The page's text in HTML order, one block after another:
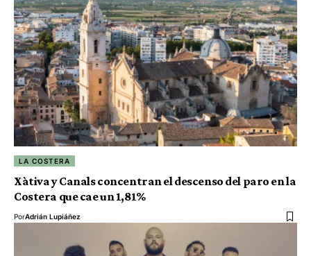
LA COSTERA
Xàtiva y Canals concentran el descenso del paro en la
Costera que cae un 1,81%
PorAdrián Lupiáñez